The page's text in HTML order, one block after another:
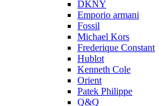
DKNY
Emporio armani
Fossil
Michael Kors
Frederique Constant
Hublot
Kenneth Cole
Orient
Patek Philippe
Q&Q